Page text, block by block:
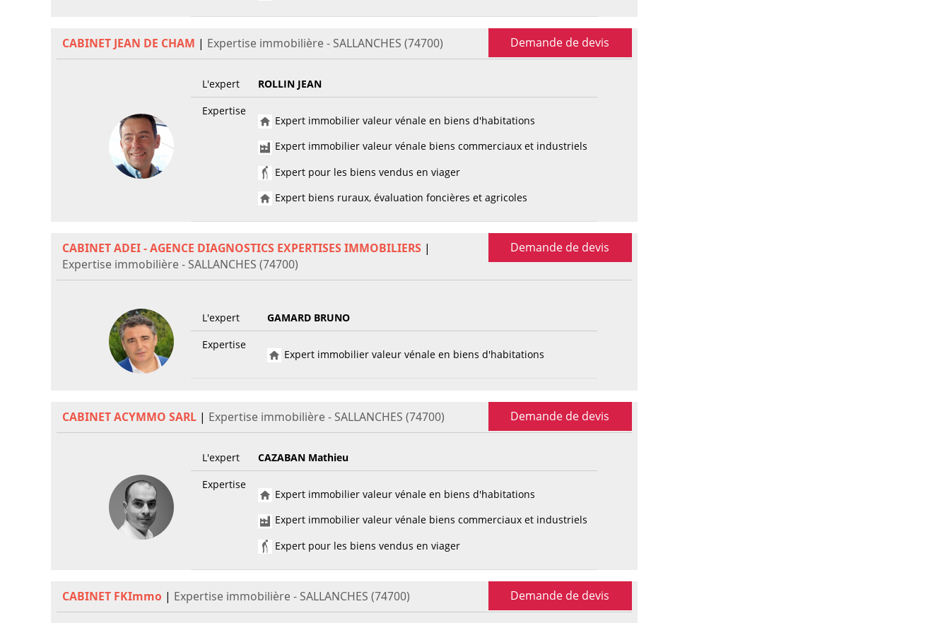
CABINET JEAN DE CHAM | Expertise immobilière - SALLANCHES (74700) Demande de devis
L'expert
ROLLIN JEAN
Expertise
Expert immobilier valeur vénale en biens d'habitations
Expert immobilier valeur vénale biens commerciaux et industriels
Expert pour les biens vendus en viager
Expert biens ruraux, évaluation foncières et agricoles
CABINET ADEI - AGENCE DIAGNOSTICS EXPERTISES IMMOBILIERS |
Expertise immobilière - SALLANCHES (74700)
Demande de devis
L'expert
GAMARD BRUNO
Expertise
Expert immobilier valeur vénale en biens d'habitations
CABINET ACYMMO SARL | Expertise immobilière - SALLANCHES (74700) Demande de devis
L'expert
CAZABAN Mathieu
Expertise
Expert immobilier valeur vénale en biens d'habitations
Expert immobilier valeur vénale biens commerciaux et industriels
Expert pour les biens vendus en viager
CABINET FKImmo | Expertise immobilière - SALLANCHES (74700) Demande de devis